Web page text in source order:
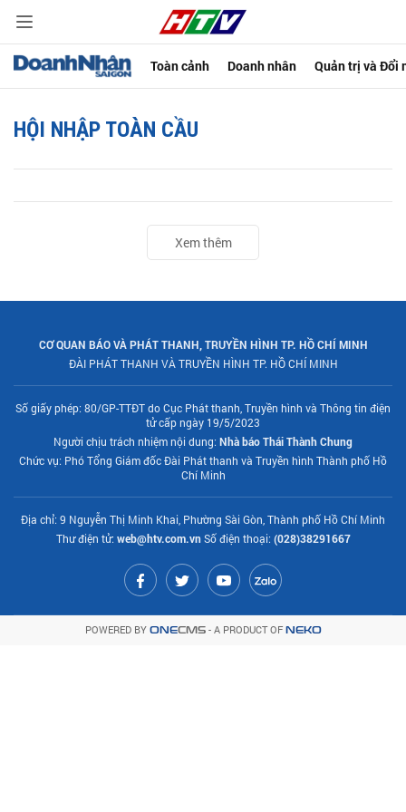
Toàn cảnh Doanh nhân Quản trị và Đổi
HỘI NHẬP TOÀN CẦU
Xem thêm
CƠ QUAN BÁO VÀ PHÁT THANH, TRUYỀN HÌNH TP. HỒ CHÍ MINH
ĐÀI PHÁT THANH VÀ TRUYỀN HÌNH TP. HỒ CHÍ MINH
Số giấy phép: 80/GP-TTĐT do Cục Phát thanh, Truyền hình và Thông tin điện
tử cấp ngày 19/5/2023
Người chịu trách nhiệm nội dung: Nhà báo Thái Thành Chung
Chức vụ: Phó Tổng Giám đốc Đài Phát thanh và Truyền hình Thành phố Hồ
Chí Minh
Địa chỉ: 9 Nguyễn Thị Minh Khai, Phường Sài Gòn, Thành phố Hồ Chí Minh
Thư điện tử: web@htv.com.vnSố điện thoại: (028)38291667
POWERED BY ONECMS- A PRODUCT OF NEKO